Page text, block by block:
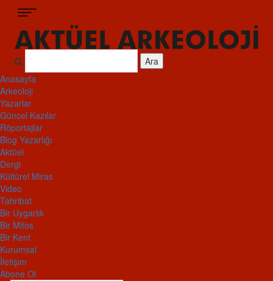
Ara
Anasayfa
Arkeoloji
Yazarlar
Güncel Kazılar
Röportajlar
Blog Yazarlığı
Aktüel
Dergi
Kültürel Miras
Video
Tahribat
Bir Uygarlık
Bir Mitos
Bir Kent
Kurumsal
İletişim
Abone Ol